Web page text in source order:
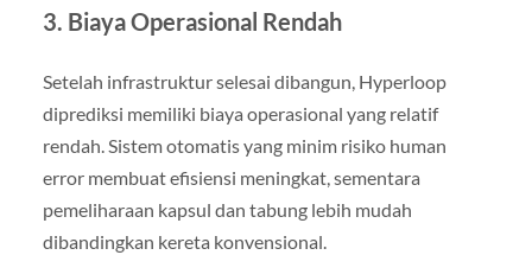
3. Biaya Operasional Rendah
Setelah infrastruktur selesai dibangun, Hyperloop
diprediksi memiliki biaya operasional yang relatif
rendah. Sistem otomatis yang minim risiko human
error membuat efisiensi meningkat, sementara
pemeliharaan kapsul dan tabung lebih mudah
dibandingkan kereta konvensional.